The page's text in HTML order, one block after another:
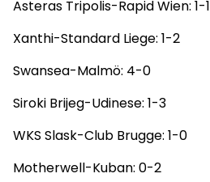
Asteras Tripolis-Rapid Wien: 1-1
Xanthi-Standard Liege: 1-2
Swansea-Malmö: 4-0
Siroki Brijeg-Udinese: 1-3
WKS Slask-Club Brugge: 1-0
Motherwell-Kuban: 0-2